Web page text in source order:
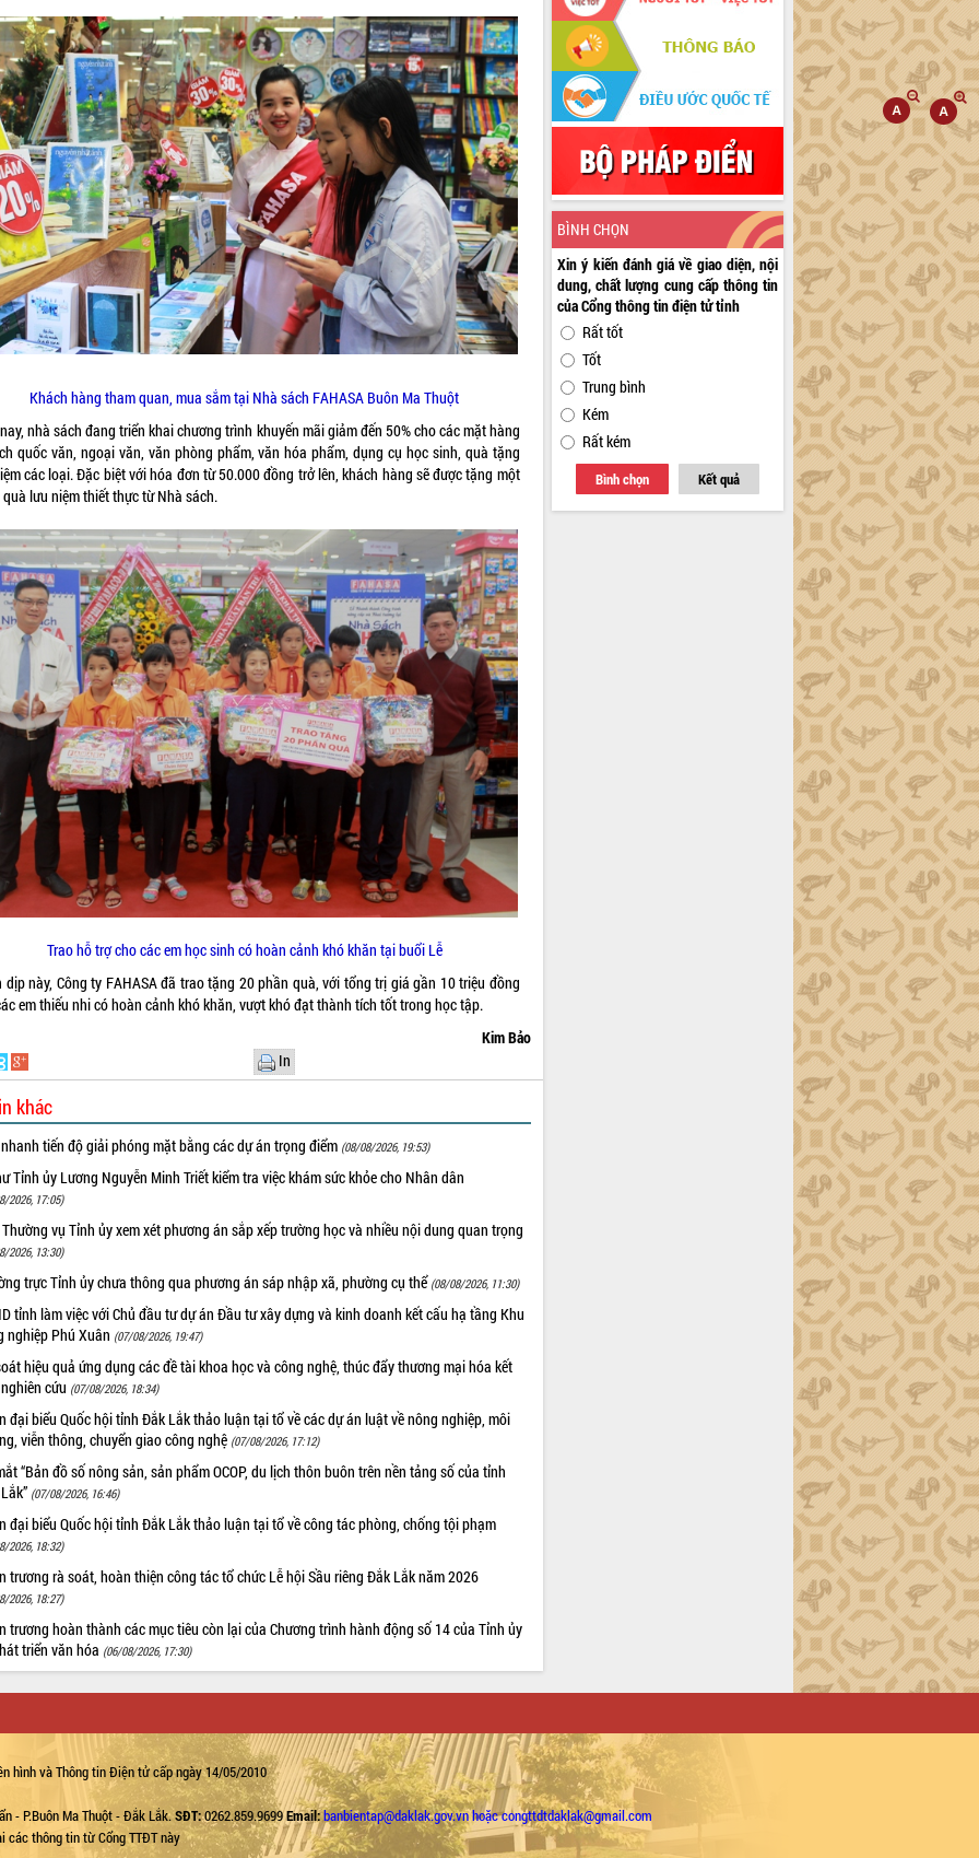
Khách hàng tham quan, mua sắm tại Nhà sách FAHASA Buôn Ma Thuột
nhà sách đang triển khai chương trình khuyến mãi giảm đến 50% cho các mặt hàng
quốc văn, ngoại văn, văn phòng phẩm, văn hóa phẩm, dụng cụ học sinh, quà tặng
các loại. Đặc biệt với hóa đơn từ 50.000 đồng trở lên, khách hàng sẽ được tặng một
lưu niệm thiết thực từ Nhà sách.
Trao hỗ trợ cho các em học sinh có hoàn cảnh khó khăn tại buổi Lễ
dịp này, Công ty FAHASA đã trao tặng 20 phần quà, với tổng trị giá gần 10 triệu đồng
em thiếu nhi có hoàn cảnh khó khăn, vượt khó đạt thành tích tốt trong học tập.
Kim Bảo
In
khác
tiến độ giải phóng mặt bằng các dự án trọng điểm (08/08/2026, 19:53)
Tỉnh ủy Lương Nguyễn Minh Triết kiểm tra việc khám sức khỏe cho Nhân dân
2026, 17:05)
vụ Tỉnh ủy xem xét phương án sắp xếp trường học và nhiều nội dung quan trọng
2026, 13:30)
trực Tỉnh ủy chưa thông qua phương án sáp nhập xã, phường cụ thể (08/08/2026, 11:30)
tỉnh làm việc với Chủ đầu tư dự án Đầu tư xây dựng và kinh doanh kết cấu hạ tầng Khu
nghiệp Phú Xuân (07/08/2026, 19:47)
hiệu quả ứng dụng các đề tài khoa học và công nghệ, thúc đẩy thương mại hóa kết
cứu (07/08/2026, 18:34)
đại biểu Quốc hội tỉnh Đắk Lắk thảo luận tại tổ về các dự án luật về nông nghiệp, môi
viễn thông, chuyển giao công nghệ (07/08/2026, 17:12)
“Bản đồ số nông sản, sản phẩm OCOP, du lịch thôn buôn trên nền tảng số của tỉnh
(07/08/2026, 16:46)
đại biểu Quốc hội tỉnh Đắk Lắk thảo luận tại tổ về công tác phòng, chống tội phạm
2026, 18:32)
trương rà soát, hoàn thiện công tác tổ chức Lễ hội Sầu riêng Đắk Lắk năm 2026
2026, 18:27)
trương hoàn thành các mục tiêu còn lại của Chương trình hành động số 14 của Tỉnh ủy
triển văn hóa (06/08/2026, 17:30)
BÌNH CHỌN
Xin ý kiến đánh giá về giao diện, nội
dung, chất lượng cung cấp thông tin
của Cổng thông tin điện tử tỉnh
Rất tốt
Tốt
Trung bình
Kém
Rất kém
Bình chọn Kết quả
hình và Thông tin Điện tử cấp ngày 14/05/2010
- P.Buôn Ma Thuột - Đắk Lắk.SĐT:0262.859.9699Email:banbientap@daklak.gov.vn hoặc congttdtdaklak@gmail.com
các thông tin từ Cổng TTĐT này